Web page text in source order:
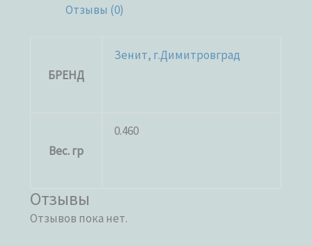
Отзывы (0)
БРЕНД
Зенит, г.Димитровград
Вес. гр
0.460
Отзывы
Отзывов пока нет.